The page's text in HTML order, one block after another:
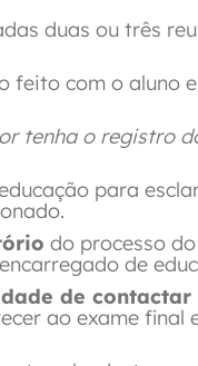
duas ou três
feito com o aluno
tenha o registro
para
do processo
de
de contactar
ao exame final